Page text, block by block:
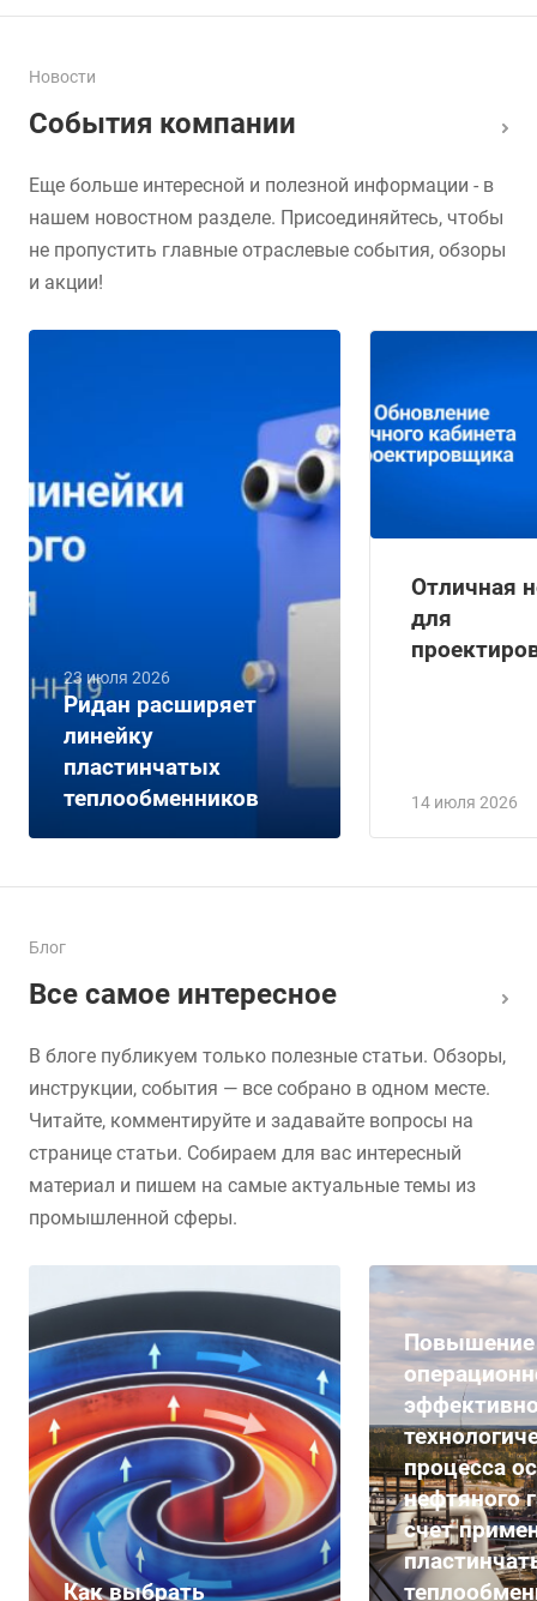
Новости
События компании
Еще больше интересной и полезной информации - в
нашем новостном разделе. Присоединяйтесь, чтобы
не пропустить главные отраслевые события, обзоры
и акции!
Ридан расширяет
линейку
пластинчатых
теплообменников
23 июля 2026
Отличная
для
14 июля 2026
Блог
Все самое интересное
В блоге публикуем только полезные статьи. Обзоры,
инструкции, события — все собрано в одном месте.
Читайте, комментируйте и задавайте вопросы на
странице статьи. Собираем для вас интересный
материал и пишем на самые актуальные темы из
промышленной сферы.
Как выбрать
Повышение
процесса
нефтяного
счет